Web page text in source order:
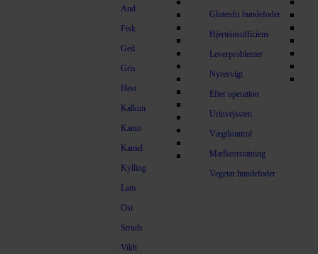
And
Fisk
Ged
Gris
Hest
Kalkun
Kanin
Kamel
Kylling
Lam
Ost
Struds
Vildt
Glutenfri hundefoder
Hjerteinsufficiens
Leverproblemer
Nyresvigt
Efter operation
Urinvejssten
Vægtkontrol
Mælkeerstatning
Vegetar hundefoder